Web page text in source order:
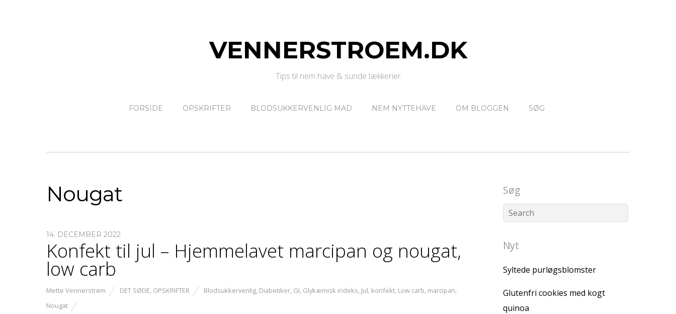
VENNERSTROEM.DK
Tips til nem have & sunde lækkerier
FORSIDE OPSKRIFTER BLODSUKKERVENLIG MAD NEM NYTTEHAVE OM BLOGGEN SØG
Nougat
14. DECEMBER 2022
Konfekt til jul – Hjemmelavet marcipan og nougat,
low carb
Mette Vennerstrøm DET SØDE, OPSKRIFTER Blodsukkervenlig, Diabetiker, GI, Glykæmisk indeks, Jul, konfekt, Low carb, marcipan,
Nougat
Søg
Nyt
Syltede purløgsblomster
Glutenfri cookies med kogt
quinoa